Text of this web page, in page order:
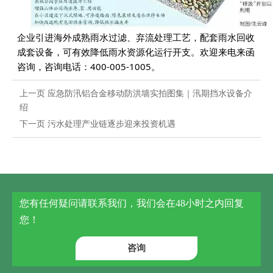
企业引进海外成熟雨水过滤、弃流处理工艺，配套雨水回收
成套设备，可有效降低雨水资源化运行开支。欢迎来电来函
咨询，咨询电话：400-005-1005。
上一页 应急防汛铝合金移动防洪墙实拍图集｜汛期挡水设备介
绍
下一页污水处理产业链逐步迎来投资机遇
您有任何疑问请联系我们，我们会在48小时之内回复
您！
咨询